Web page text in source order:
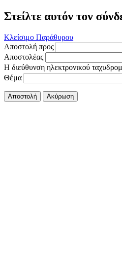
Στείλτε αυτόν τον
Κλείσιμο Παράθυρου
Αποστολή προς
Αποστολέας
Η διεύθυνση ηλεκτρονικού
Θέμα
Αποστολή Ακύρωση